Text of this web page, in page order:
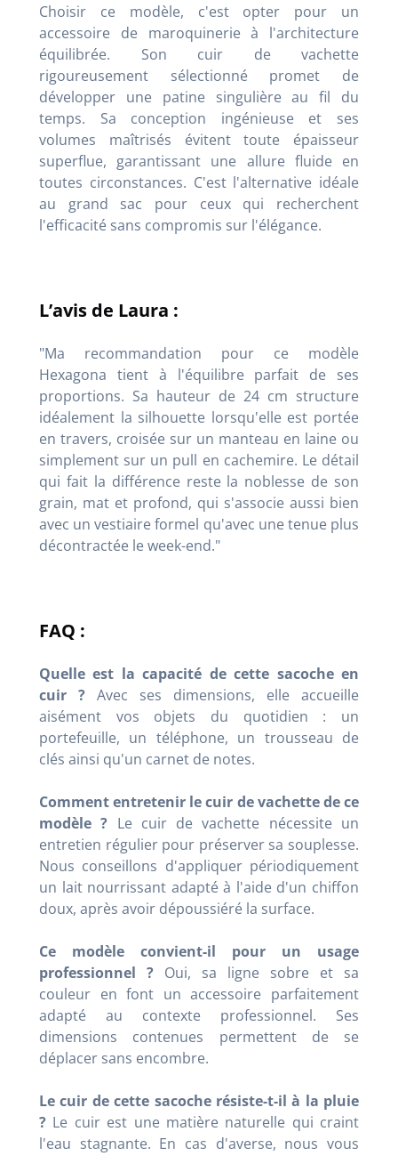
Choisir ce modèle, c'est opter pour un
accessoire de maroquinerie à l'architecture
équilibrée. Son cuir de vachette
rigoureusement sélectionné promet de
développer une patine singulière au fil du
temps. Sa conception ingénieuse et ses
volumes maîtrisés évitent toute épaisseur
superflue, garantissant une allure fluide en
toutes circonstances. C'est l'alternative idéale
au grand sac pour ceux qui recherchent
l'efficacité sans compromis sur l'élégance.
L’avis de Laura :
"Ma recommandation pour ce modèle
Hexagona tient à l'équilibre parfait de ses
proportions. Sa hauteur de 24 cm structure
idéalement la silhouette lorsqu'elle est portée
en travers, croisée sur un manteau en laine ou
simplement sur un pull en cachemire. Le détail
qui fait la différence reste la noblesse de son
grain, mat et profond, qui s'associe aussi bien
avec un vestiaire formel qu'avec une tenue plus
décontractée le week-end."
FAQ :
Quelle est la capacité de cette sacoche en
cuir ? Avec ses dimensions, elle accueille
aisément vos objets du quotidien : un
portefeuille, un téléphone, un trousseau de
clés ainsi qu'un carnet de notes.
Comment entretenir le cuir de vachette de ce
modèle ? Le cuir de vachette nécessite un
entretien régulier pour préserver sa souplesse.
Nous conseillons d'appliquer périodiquement
un lait nourrissant adapté à l'aide d'un chiffon
doux, après avoir dépoussiéré la surface.
Ce modèle convient-il pour un usage
professionnel ? Oui, sa ligne sobre et sa
couleur en font un accessoire parfaitement
adapté au contexte professionnel. Ses
dimensions contenues permettent de se
déplacer sans encombre.
Le cuir de cette sacoche résiste-t-il à la pluie
? Le cuir est une matière naturelle qui craint
l'eau stagnante. En cas d'averse, nous vous